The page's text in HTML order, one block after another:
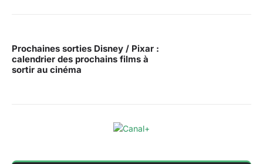
Prochaines sorties Disney / Pixar :
calendrier des prochains films à
sortir au cinéma